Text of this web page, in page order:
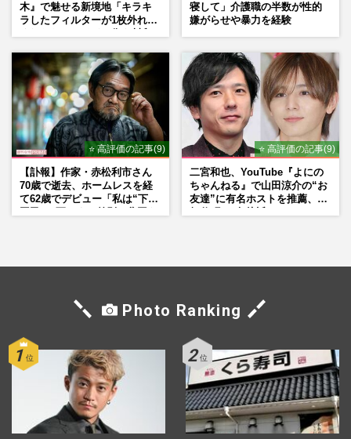
木』で魅せる新境地「キラキ
ラしたフィルターが1枚外れて
寝して」介護職の半数が性的
嫌がらせや暴力を経験
⭐ 高評価の記事(9)
【訃報】作家・赤松利市さん
70歳で逝去、ホームレスを経
て62歳でデビュー「私は“下級
⭐ 高評価の記事(9)
二宮和也、YouTube『よにの
ちゃんねる』で山田涼介の“お
友達”に有名ホストを推薦、歌
Photo Ranking